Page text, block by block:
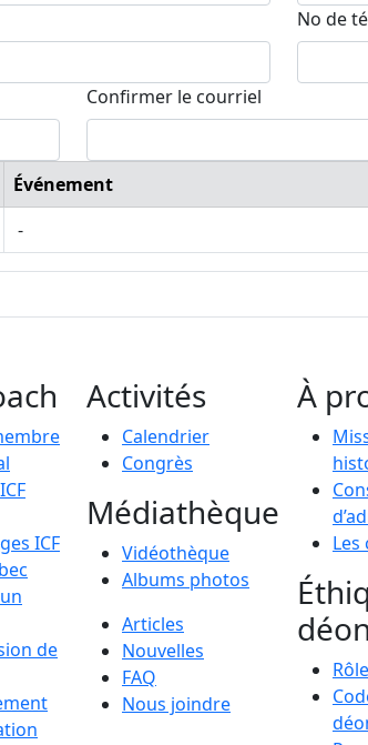
No de
Confirmer le courriel
Événement
-
ICF
de
Activités
Calendrier
Congrès
Médiathèque
Vidéothèque
Albums photos
Articles
Nouvelles
FAQ
Nous joindre
À
Les